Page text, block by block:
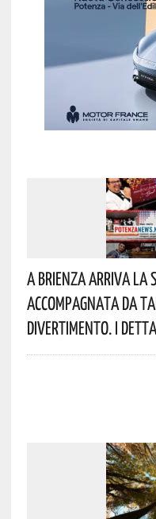
A Brienza Arriva
Accompagnata Da
Divertimento. I